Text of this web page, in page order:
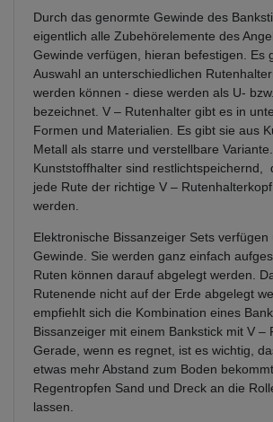
Durch das genormte Gewinde des
eigentlich alle Zubehörelemente des
Gewinde verfügen, hieran befestigen. Es
Auswahl an unterschiedlichen
werden können - diese werden als U-
bezeichnet. V – Rutenhalter gibt es in
Formen und Materialien. Es gibt sie aus
Metall als starre und verstellbare
Kunststoffhalter sind restlichtspeichernd,
jede Rute der richtige V –
werden.
Elektronische Bissanzeiger Sets verfügen
Gewinde. Sie werden ganz einfach
Ruten können darauf abgelegt werden.
Rutenende nicht auf der Erde abgelegt
empfiehlt sich die Kombination eines
Bissanzeiger mit einem Bankstick mit V –
Gerade, wenn es regnet, ist es wichtig,
etwas mehr Abstand zum Boden
Regentropfen Sand und Dreck an die
lassen.